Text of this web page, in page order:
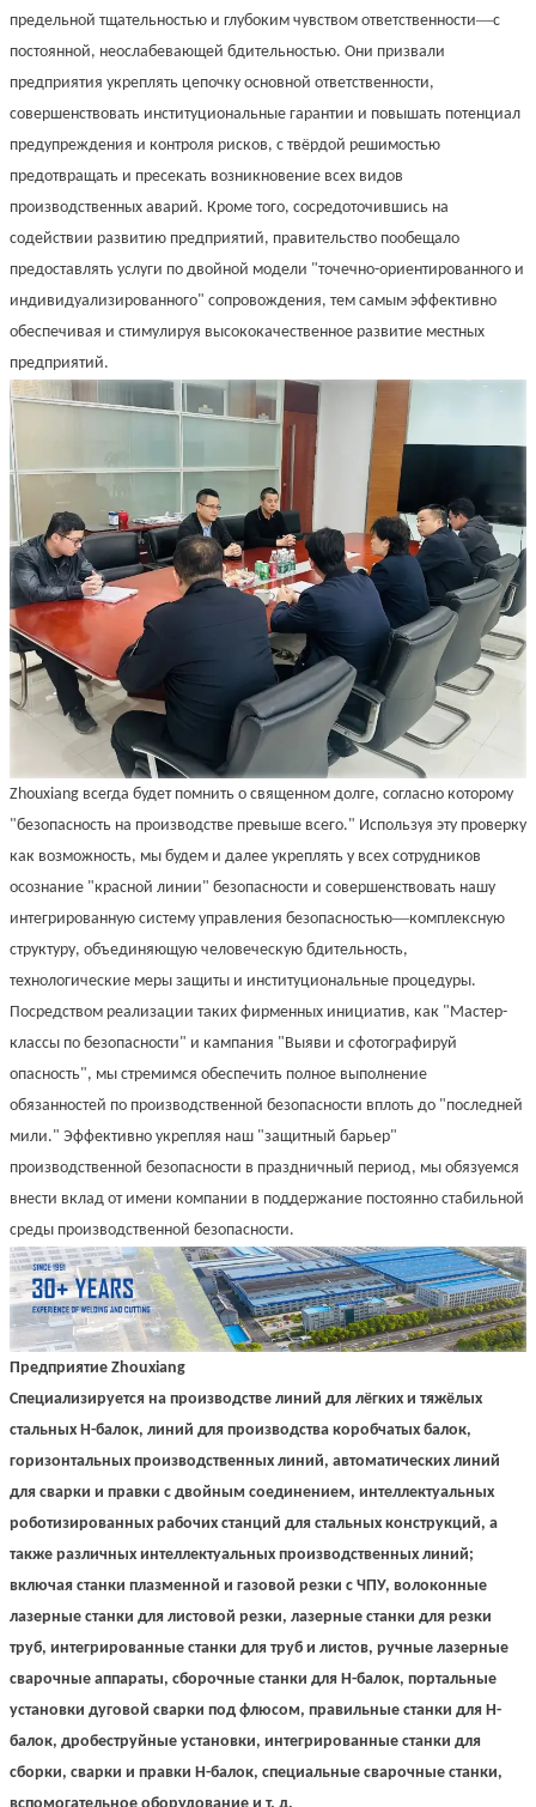
предельной тщательностью и глубоким чувством ответственности—с
постоянной, неослабевающей бдительностью. Они призвали
предприятия укреплять цепочку основной ответственности,
совершенствовать институциональные гарантии и повышать потенциал
предупреждения и контроля рисков, с твёрдой решимостью
предотвращать и пресекать возникновение всех видов
производственных аварий. Кроме того, сосредоточившись на
содействии развитию предприятий, правительство пообещало
предоставлять услуги по двойной модели "точечно-ориентированного и
индивидуализированного" сопровождения, тем самым эффективно
обеспечивая и стимулируя высококачественное развитие местных
предприятий.
Zhouxiang всегда будет помнить о священном долге, согласно которому
"безопасность на производстве превыше всего." Используя эту проверку
как возможность, мы будем и далее укреплять у всех сотрудников
осознание "красной линии" безопасности и совершенствовать нашу
интегрированную систему управления безопасностью—комплексную
структуру, объединяющую человеческую бдительность,
технологические меры защиты и институциональные процедуры.
Посредством реализации таких фирменных инициатив, как "Мастер-
классы по безопасности" и кампания "Выяви и сфотографируй
опасность", мы стремимся обеспечить полное выполнение
обязанностей по производственной безопасности вплоть до "последней
мили." Эффективно укрепляя наш "защитный барьер"
производственной безопасности в праздничный период, мы обязуемся
внести вклад от имени компании в поддержание постоянно стабильной
среды производственной безопасности.
Предприятие Zhouxiang
Специализируется на производстве линий для лёгких и тяжёлых
стальных H-балок, линий для производства коробчатых балок,
горизонтальных производственных линий, автоматических линий
для сварки и правки с двойным соединением, интеллектуальных
роботизированных рабочих станций для стальных конструкций, а
также различных интеллектуальных производственных линий;
включая станки плазменной и газовой резки с ЧПУ, волоконные
лазерные станки для листовой резки, лазерные станки для резки
труб, интегрированные станки для труб и листов, ручные лазерные
сварочные аппараты, сборочные станки для H-балок, портальные
установки дуговой сварки под флюсом, правильные станки для H-
балок, дробеструйные установки, интегрированные станки для
сборки, сварки и правки H-балок, специальные сварочные станки,